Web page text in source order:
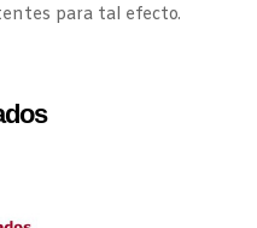
para tal efecto.